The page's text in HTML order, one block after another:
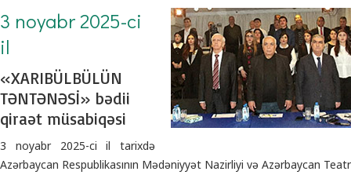
3 noyabr 2025-ci
il
«XARIBÜLBÜLÜN
TƏNTƏNƏSİ» bədii
qiraət müsabiqəsi
3 noyabr 2025-ci il tarixdə
Azərbaycan Respublikasının Mədəniyyət Nazirliyi və Azərbaycan Teatr